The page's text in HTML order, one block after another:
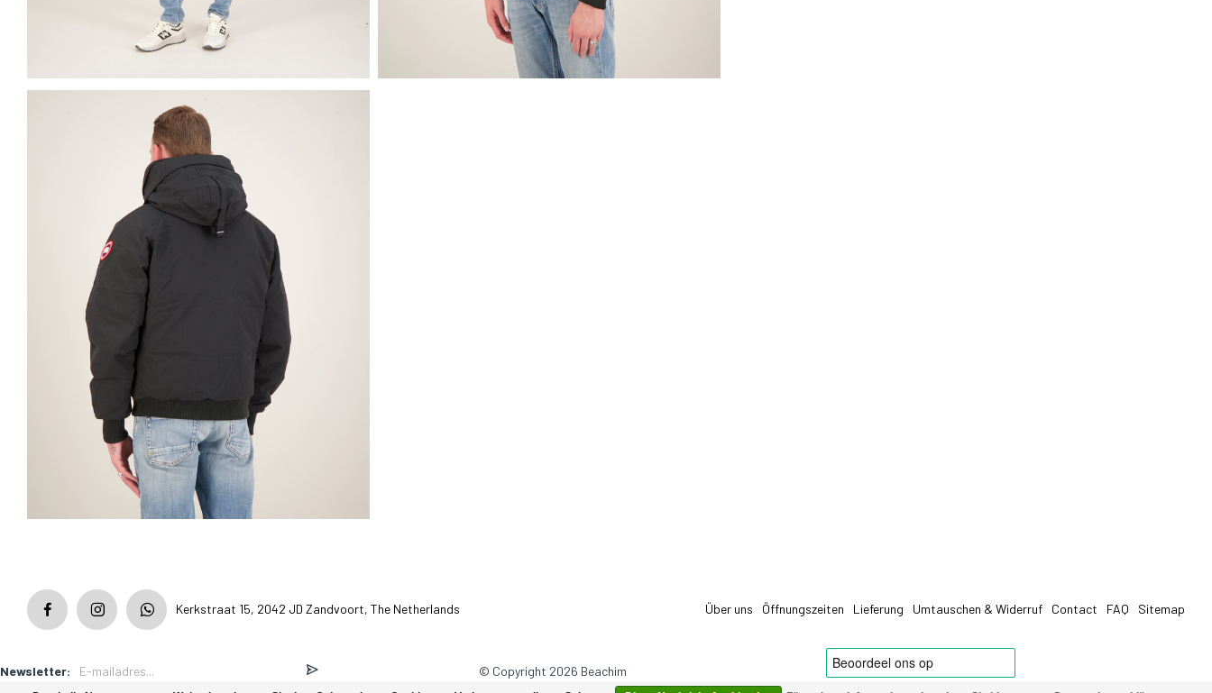
Kerkstraat 15, 2042 JD Zandvoort, The Netherlands Über uns Öffnungszeiten Lieferung Umtauschen & Widerruf Contact FAQ Sitemap
Newsletter: © Copyright 2026 Beachim